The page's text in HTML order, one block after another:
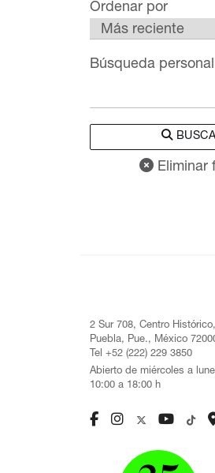
Ordenar por
Búsqueda
Eliminar
2 Sur 708, Centro Histórico,
Puebla, Pue., México
Tel +52 (222) 229 3850
Abierto de miércoles a
10:00 a 18:00 h